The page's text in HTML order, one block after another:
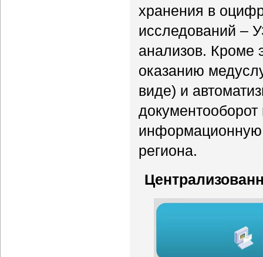
хранения в
исследований –
анализов. Кроме
оказанию
виде) и
информационную
региона.